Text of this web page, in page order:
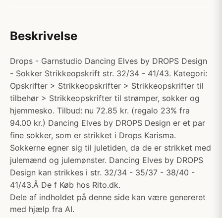
Beskrivelse
Drops - Garnstudio Dancing Elves by DROPS Design
- Sokker Strikkeopskrift str. 32/34 - 41/43. Kategori:
Opskrifter > Strikkeopskrifter > Strikkeopskrifter til
tilbehør > Strikkeopskrifter til strømper, sokker og
hjemmesko. Tilbud: nu 72.85 kr. (regalo 23% fra
94.00 kr.) Dancing Elves by DROPS Design er et par
fine sokker, som er strikket i Drops Karisma.
Sokkerne egner sig til juletiden, da de er strikket med
julemænd og julemønster. Dancing Elves by DROPS
Design kan strikkes i str. 32/34 - 35/37 - 38/40 -
41/43.Â De f Køb hos Rito.dk.
Dele af indholdet på denne side kan være genereret
med hjælp fra AI.